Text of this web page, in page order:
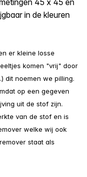
in de kleuren
er kleine losse
komen "vrij" door
dit noemen we pilling.
op een gegeven
uit de stof zijn.
van de stof en is
welke wij ook
staat als